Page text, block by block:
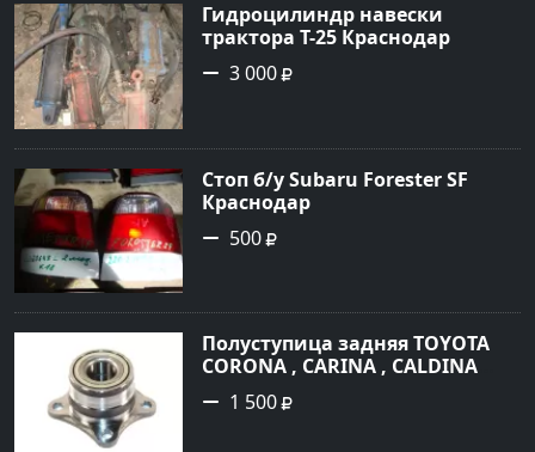
Гидроцилиндр навески
трактора Т-25 Краснодар
3 000
Стоп б/у Subaru Forester SF
Краснодар
500
Полуступица задняя TOYOTA
CORONA , CARINA , CALDINA
2WD 1992-2001г Краснодар
1 500